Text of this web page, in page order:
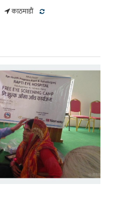
काठमाडाैं